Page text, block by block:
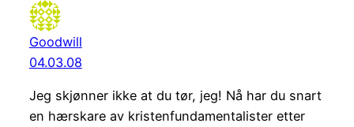
Goodwill
04.03.08
Jeg skjønner ikke at du tør, jeg! Nå har du snart
en hærskare av kristenfundamentalister etter